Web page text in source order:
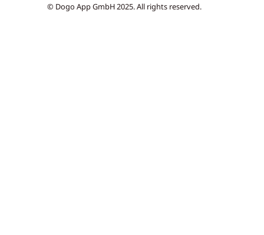
© Dogo App GmbH 2025. All rights reserved.